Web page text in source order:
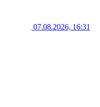
07.08.2026, 16:31